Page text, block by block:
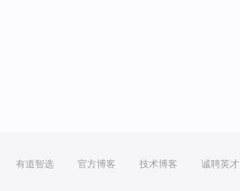
有道智选 官方博客 技术博客 诚聘英才